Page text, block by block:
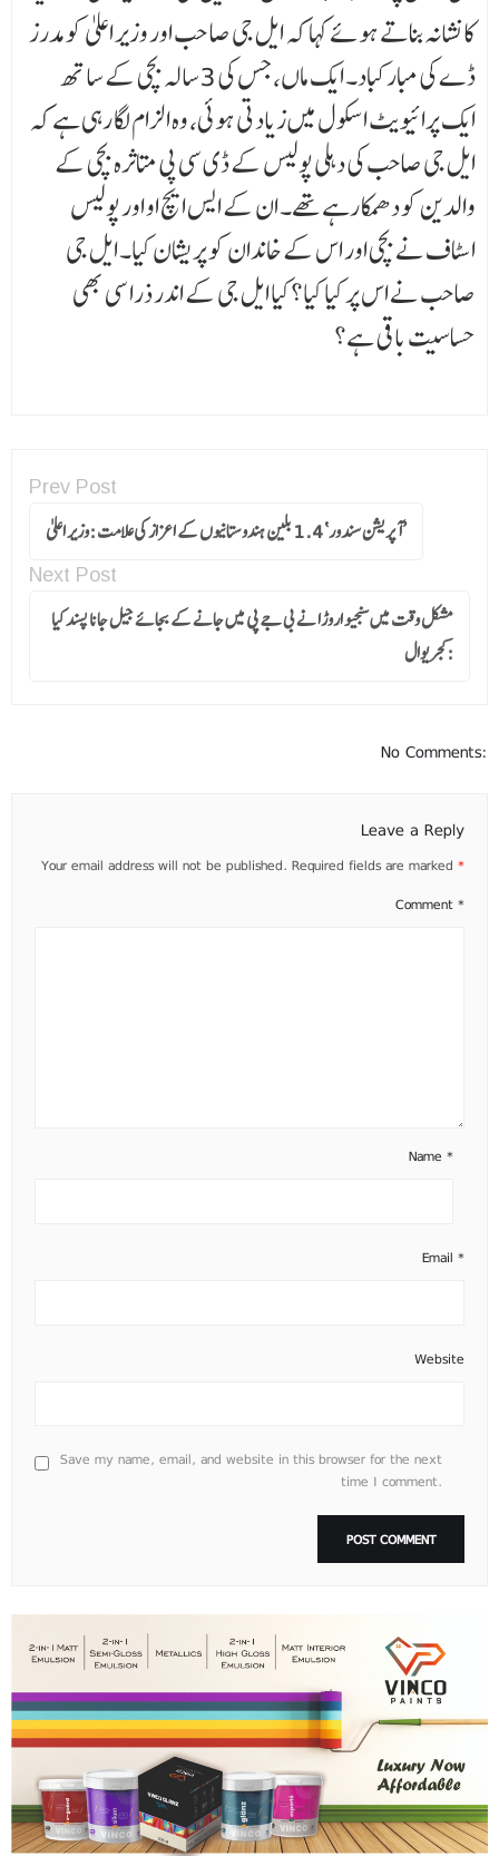
کا نشانہ بناتے ہوئے کہا کہ ایل جی صا حب اور وزیر اعلیٰ کو مدرز
ڈے کی مبارکباد۔ ایک ماں، جس کی 3سالہ بچی کے ساتھ
ایک پرائیویٹ اسکول میں زیاد تی ہوئی، وہ الزام لگا رہی ہے کہ
ایل جی صاحب کی دہلی پولیس کے ڈی سی پی متاثرہ بچی کے
والدین کو دھمکا رہے تھے۔ ان کے ایس ایچ او اور پولیس
اسٹاف نے بچی اور اس کے خاندان کو پریشان کیا۔ ایل جی
صاحب نے اس پر کیا کیا؟کیا ایل جی کے اندر ذرا سی بھی
حساسیت باقی ہے؟
Prev Post
’آپریشن سندور‘ 1.4 بلین ہندوستانیوں کے اعزاز کی علامت :وزیر اعلیٰ
Next Post
مشکل وقت میں سنجیو اروڑا نے بی جے پی میں جانے کے بجائے جیل جانا پسند کیا
:کجریوال
No Comments:
Leave a Reply
Your email address will not be published. Required fields are marked *
Comment *
Name *
Email *
Website
Save my name, email, and website in this browser for the next
time I comment.